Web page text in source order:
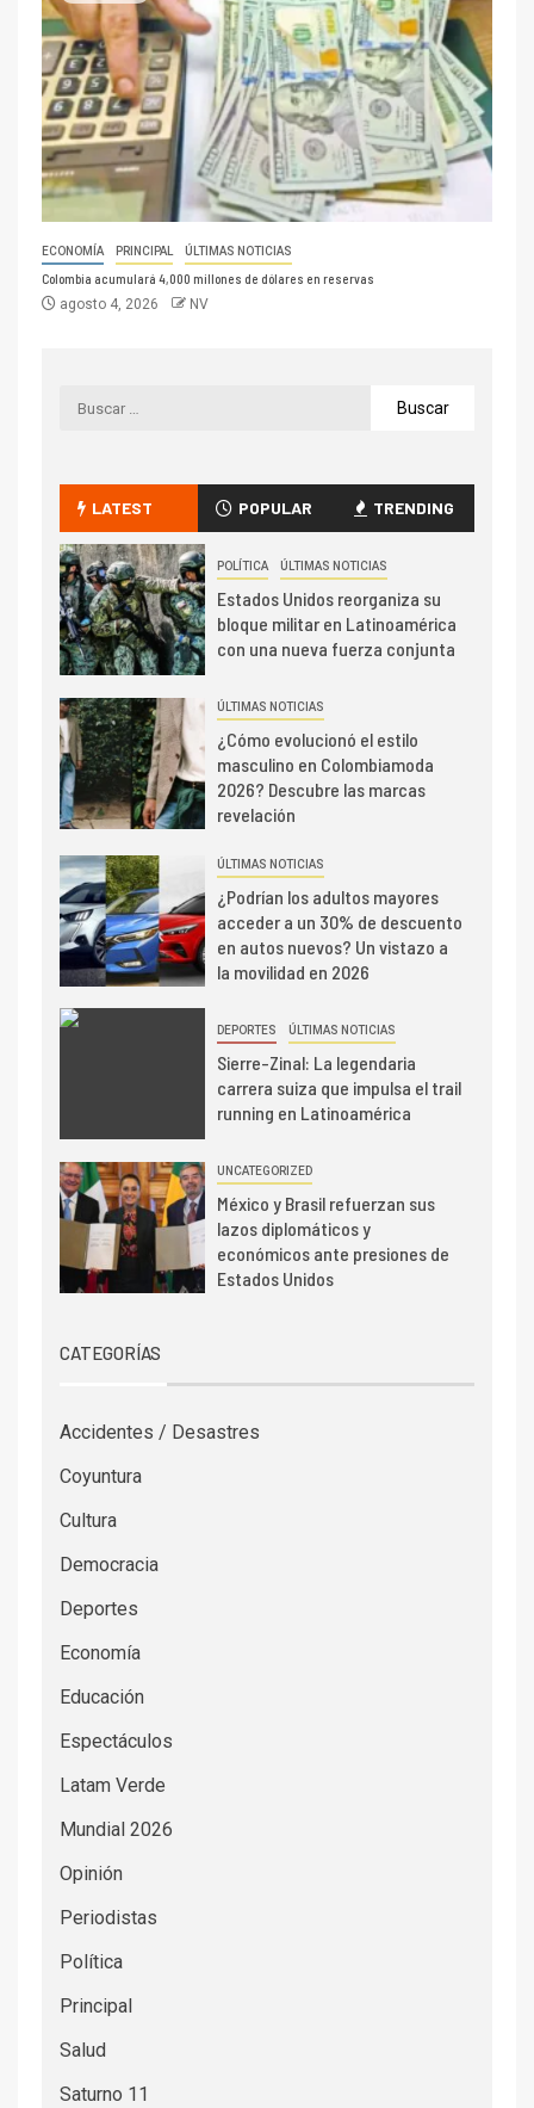
ECONOMÍA PRINCIPAL ÚLTIMAS NOTICIAS
Colombia acumulará 4,000 millones de dólares en reservas
agosto 4, 2026 NV
LATEST POPULAR TRENDING
POLÍTICA ÚLTIMAS NOTICIAS
Estados Unidos reorganiza su
bloque militar en Latinoamérica
con una nueva fuerza conjunta
ÚLTIMAS NOTICIAS
¿Cómo evolucionó el estilo
masculino en Colombiamoda
2026? Descubre las marcas
revelación
ÚLTIMAS NOTICIAS
¿Podrían los adultos mayores
acceder a un 30% de descuento
en autos nuevos? Un vistazo a
la movilidad en 2026
DEPORTES ÚLTIMAS NOTICIAS
Sierre-Zinal: La legendaria
carrera suiza que impulsa el trail
running en Latinoamérica
UNCATEGORIZED
México y Brasil refuerzan sus
lazos diplomáticos y
económicos ante presiones de
Estados Unidos
CATEGORÍAS
Accidentes / Desastres
Coyuntura
Cultura
Democracia
Deportes
Economía
Educación
Espectáculos
Latam Verde
Mundial 2026
Opinión
Periodistas
Política
Principal
Salud
Saturno 11